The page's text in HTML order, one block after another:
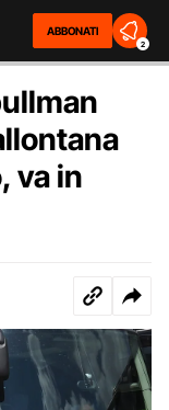
ABBONATI
2
va in